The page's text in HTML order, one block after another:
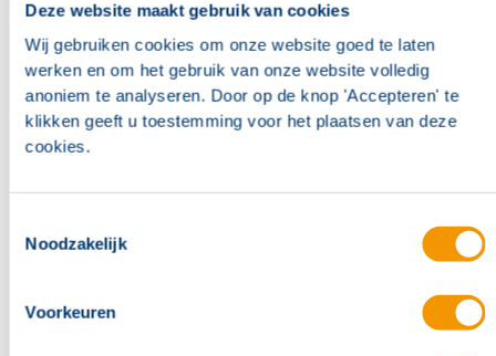
Deze website maakt gebruik van cookies
Wij gebruiken cookies om onze website goed te laten
werken en om het gebruik van onze website volledig
anoniem te analyseren. Door op de knop 'Accepteren' te
klikken geeft u toestemming voor het plaatsen van deze
cookies.
Noodzakelijk
Voorkeuren